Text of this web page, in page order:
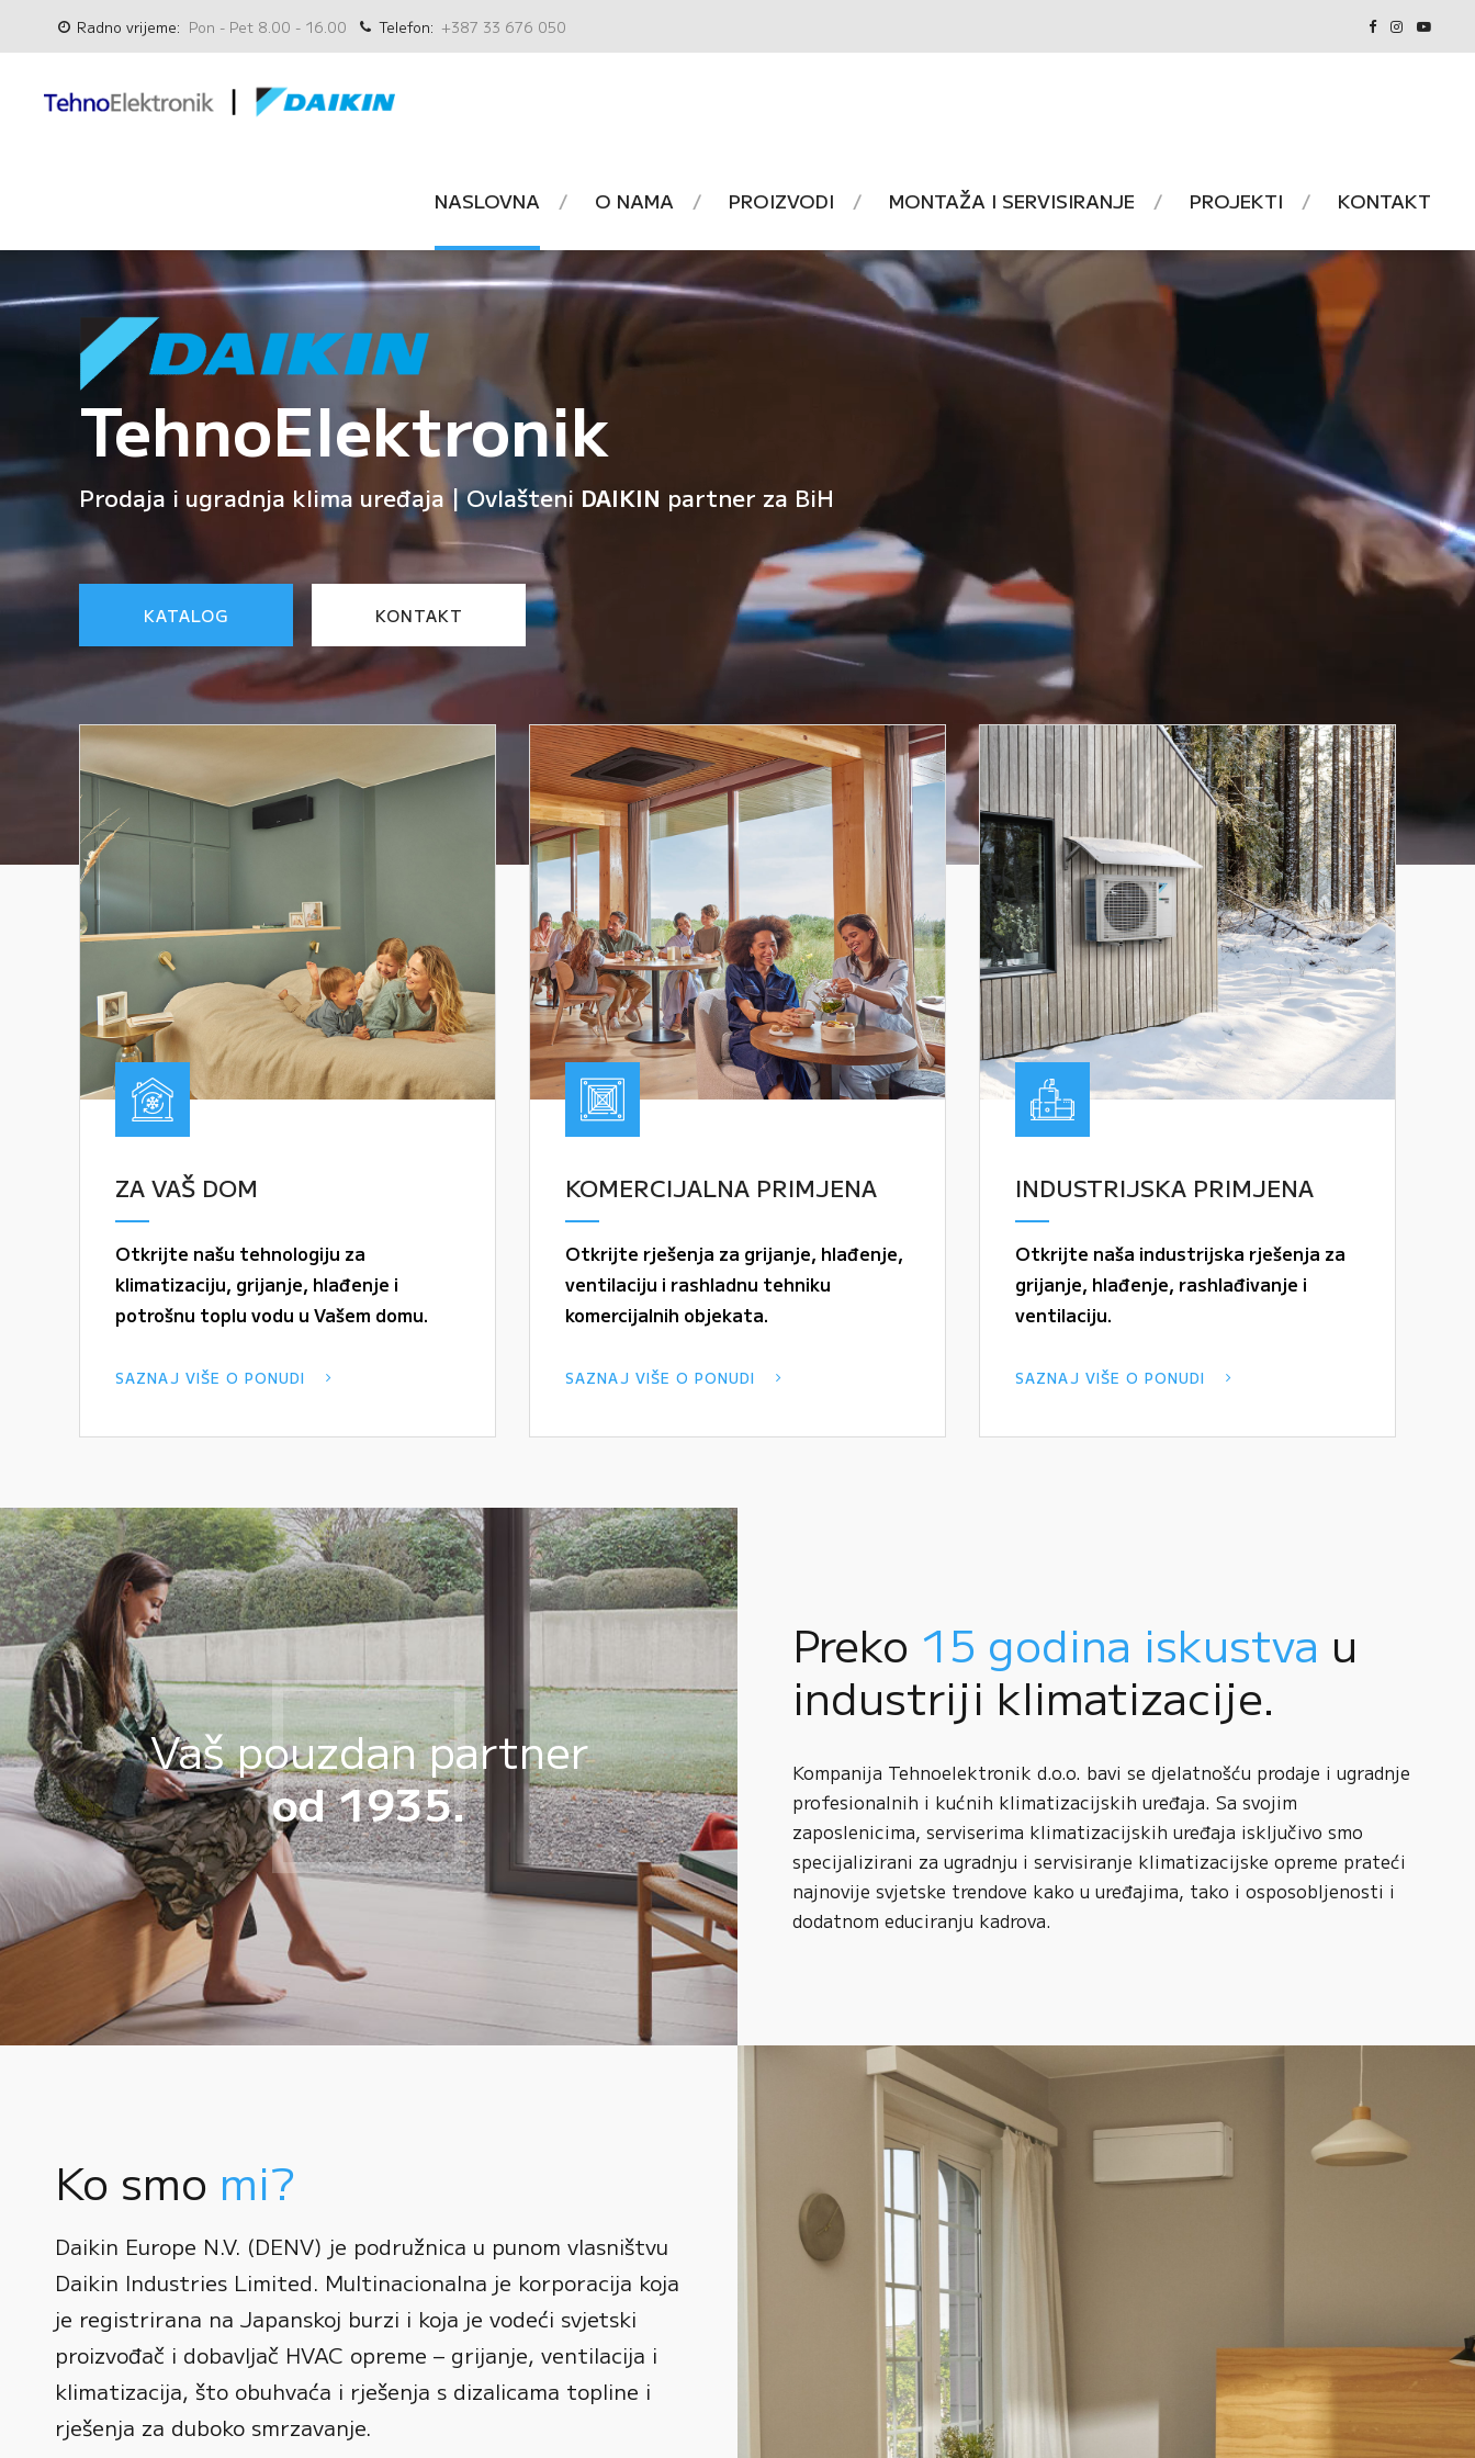
Radno vrijeme: Pon - Pet 8.00 - 16.00 Telefon: +387 33 676 050
NASLOVNA O NAMA PROIZVODI MONTAŽA I SERVISIRANJE PROJEKTI KONTAKT
TehnoElektronik
Prodaja i ugradnja klima uređaja | Ovlašteni DAIKIN partner za BiH
KATALOG KONTAKT
ZA VAŠ DOM
Otkrijte našu tehnologiju za
klimatizaciju, grijanje, hlađenje i
potrošnu toplu vodu u Vašem domu.
SAZNAJ VIŠE O PONUDI
KOMERCIJALNA PRIMJENA
Otkrijte rješenja za grijanje, hlađenje,
ventilaciju i rashladnu tehniku
komercijalnih objekata.
SAZNAJ VIŠE O PONUDI
INDUSTRIJSKA PRIMJENA
Otkrijte naša industrijska rješenja za
grijanje, hlađenje, rashlađivanje i
ventilaciju.
SAZNAJ VIŠE O PONUDI
Vaš pouzdan partner
od 1935.
Preko 15 godina iskustva u
industriji klimatizacije.
Kompanija Tehnoelektronik d.o.o. bavi se djelatnošću prodaje i ugradnje
profesionalnih i kućnih klimatizacijskih uređaja. Sa svojim
zaposlenicima, serviserima klimatizacijskih uređaja isključivo smo
specijalizirani za ugradnju i servisiranje klimatizacijske opreme prateći
najnovije svjetske trendove kako u uređajima, tako i osposobljenosti i
dodatnom educiranju kadrova.
Ko smo mi?
Daikin Europe N.V. (DENV) je podružnica u punom vlasništvu
Daikin Industries Limited. Multinacionalna je korporacija koja
je registrirana na Japanskoj burzi i koja je vodeći svjetski
proizvođač i dobavljač HVAC opreme – grijanje, ventilacija i
klimatizacija, što obuhvaća i rješenja s dizalicama topline i
rješenja za duboko smrzavanje.
0
1
2
3
4
0
1
2
3
0
1
2
0